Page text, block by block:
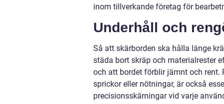
inom tillverkande företag för
Underhåll och
Så att skärborden ska hålla länge
städa bort skräp och materialrester
och att bordet förblir jämnt och rent.
sprickor eller nötningar, är också
precisionsskärningar vid varje